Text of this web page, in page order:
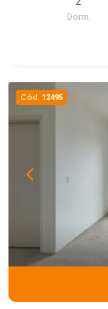
Dorm.
Cód. 12495